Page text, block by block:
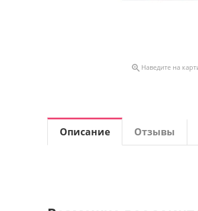
 Наведите на
Описание Отзывы